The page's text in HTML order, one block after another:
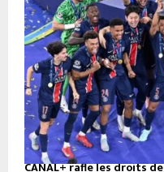
CANAL+ rafle les droits